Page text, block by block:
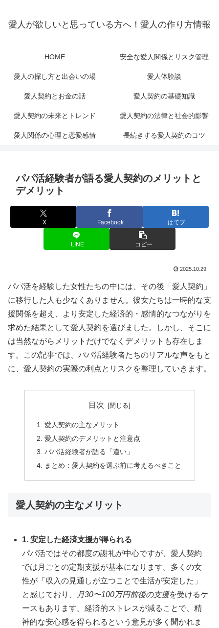
愛人が欲しいと思っている方へ！愛人の作り方情報
HOME 安全な愛人関係とリスク管理
愛人の探し方と出会いの場 愛人体験談
愛人契約とお金の話 愛人契約の基礎知識
愛人契約の未来とトレンド 愛人契約の法律と社会的影響
愛人関係の心理と恋愛感情 長続きする愛人契約のコツ
パパ活経験者が語る愛人契約のメリットと
デメリット
X Facebook はてブ
LINE コピー
2025.10.29
パパ活を経験した女性たちの中には、その後「愛人契約」
に移行した人も少なくありません。彼女たちは一時的な支
援関係を超え、より安定した経済的・感情的なつながりを
求めた結果として愛人契約を選びました。しかし、そこに
は当然ながらメリットだけでなくデメリットも存在しま
す。この記事では、パパ活経験者たちのリアルな声をもと
に、愛人契約の実際の利点とリスクを整理していきます。
目次
愛人契約の主なメリット
愛人契約のデメリットと注意点
パパ活経験者が語る「違い」
まとめ：愛人契約を選ぶ前に考えるべきこと
愛人契約の主なメリット
1. 安定した経済支援が得られる
パパ活ではその都度の謝礼が中心ですが、愛人契約
では月ごとの定期支援が基本になります。多くの女
性が「収入の見通しが立つことで生活が安定した」
と感じており、
月30〜100万円前後の支援を受けるケ
ースもあります。経済的ストレスが減ることで、精
神的な安心感を得られるという意見が多く聞かれま